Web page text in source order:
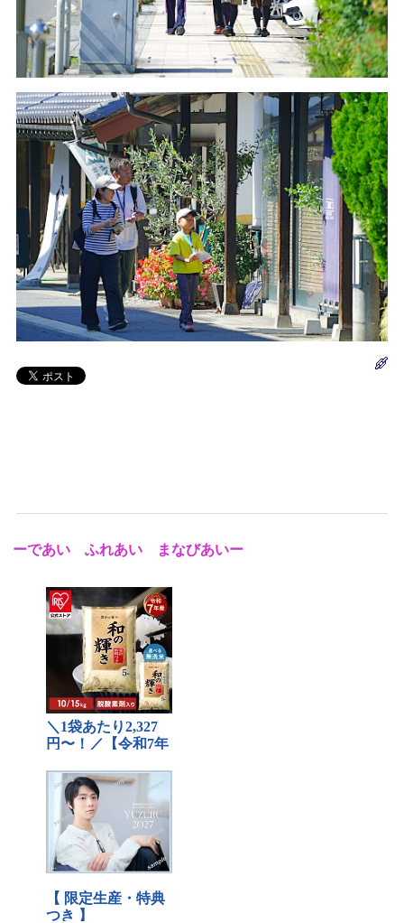
ーであい ふれあい まなびあいー